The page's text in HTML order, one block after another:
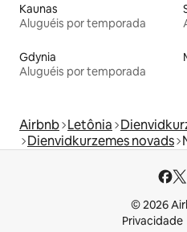
Kaunas
Aluguéis por temporada
Gdynia
Aluguéis por temporada
Airbnb Letônia
Dienvidkurzemes novads
© 2026
Privacidade